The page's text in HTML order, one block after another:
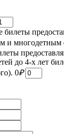
билеты
и многодетным
до 4-х лет
0₽